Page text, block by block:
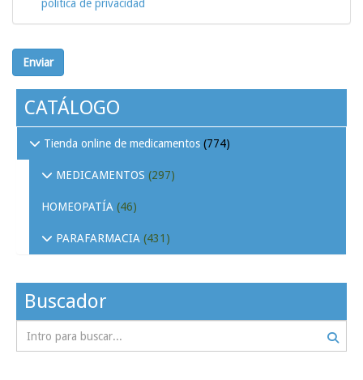
política de privacidad
Enviar
CATÁLOGO
Tienda online de medicamentos (774)
MEDICAMENTOS (297)
HOMEOPATÍA (46)
PARAFARMACIA (431)
Buscador